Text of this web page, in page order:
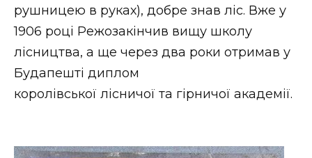
рушницею в руках), добре знав ліс. Вже у
1906 році Режозакінчив вищу школу
лісництва, а ще через два роки отримав у
Будапешті диплом
королівської лісничої та гірничої академії.